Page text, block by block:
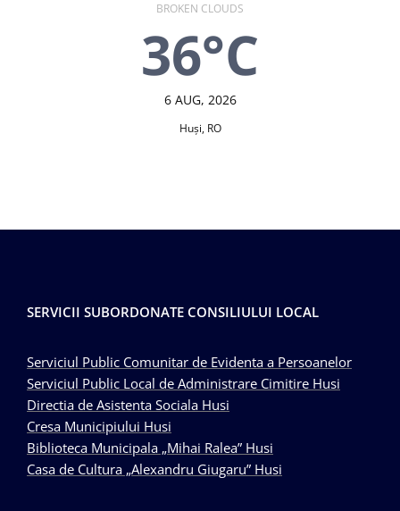
BROKEN CLOUDS
36°C
6 AUG, 2026
Huşi, RO
SERVICII SUBORDONATE CONSILIULUI LOCAL
Serviciul Public Comunitar de Evidenta a Persoanelor
Serviciul Public Local de Administrare Cimitire Husi
Directia de Asistenta Sociala Husi
Cresa Municipiului Husi
Biblioteca Municipala „Mihai Ralea” Husi
Casa de Cultura „Alexandru Giugaru” Husi